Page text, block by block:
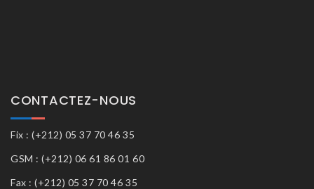
CONTACTEZ-NOUS
Fix : (+212) 05 37 70 46 35
GSM : (+212) 06 61 86 01 60
Fax : (+212) 05 37 70 46 35